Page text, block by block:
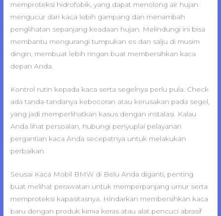
memproteksi hidrofobik, yang dapat menolong air hujan
mengucur dari kaca lebih gampang dan menambah
penglihatan sepanjang keadaan hujan. Melindungi ini bisa
membantu mengurangi tumpukan es dan salju di musim
dingin, membuat lebih ringan buat membersihkan kaca
depan Anda.
Kontrol rutin kepada kaca serta segelnya perlu pula. Check
ada tanda-tandanya kebocoran atau kerusakan pada segel,
yang jadi memperlihatkan kasus dengan instalasi. Kalau
Anda lihat persoalan, hubungi penyuplai pelayanan
pergantian kaca Anda secepatnya untuk melakukan
perbaikan.
Seusai Kaca Mobil BMW di Belu Anda diganti, penting
buat melihat perawatan untuk memperpanjang umur serta
memproteksi kapasitasnya. Hindarkan membersihkan kaca
baru dengan produk kimia keras atau alat pencuci abrasif